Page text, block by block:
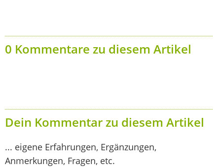
0 Kommentare zu diesem Artikel
Dein Kommentar zu diesem Artikel
... eigene Erfahrungen, Ergänzungen,
Anmerkungen, Fragen, etc.